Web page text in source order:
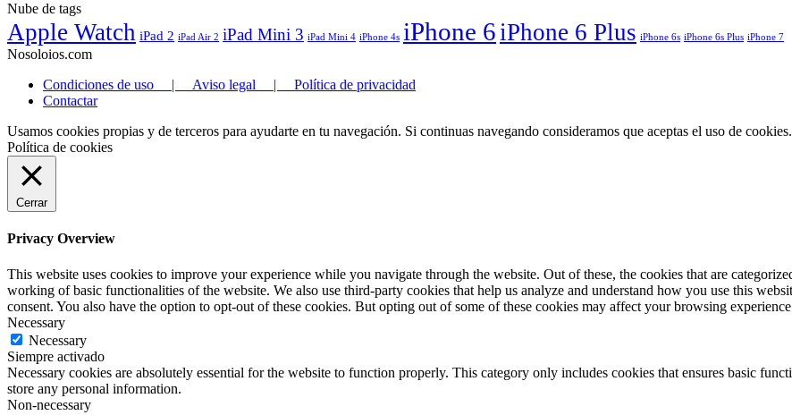
Nube de tags
Apple Watch iPad 2 iPad Air 2 iPad Mini 3 iPad Mini 4 iPhone 4s iPhone 6iPhone 6 Plus iPhone 6s iPhone 6s Plus iPhone 7
Nosoloios.com
Condiciones de uso | Aviso legal | Política de privacidad
Contactar
Usamos cookies propias y de terceros para ayudarte en tu navegación. Si continuas navegando consideramos que aceptas el uso de cookies.
Política de cookies
Cerrar
Privacy Overview
This website uses cookies to improve your experience while you navigate through the website. Out of these, the cookies that are
working of basic functionalities of the website. We also use third-party cookies that help us analyze and understand how you use this
consent. You also have the option to opt-out of these cookies. But opting out of some of these cookies may affect your browsing
Necessary
Necessary
Siempre activado
Necessary cookies are absolutely essential for the website to function properly. This category only includes cookies that ensures basic
store any personal information.
Non-necessary